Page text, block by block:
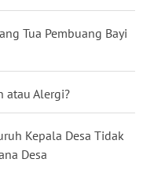
Tua Pembuang Bayi
atau Alergi?
Kepala Desa Tidak
Desa